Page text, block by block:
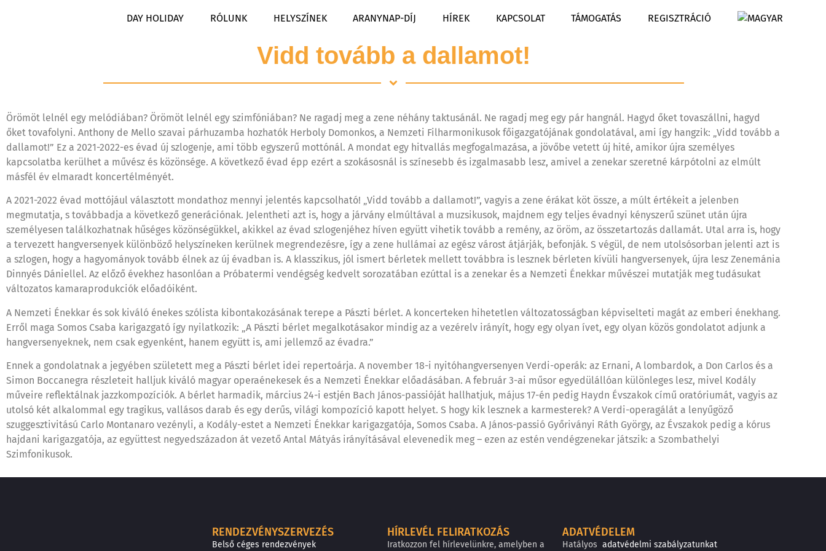
DAY HOLIDAY RÓLUNK HELYSZÍNEK ARANYNAP-DÍJ HÍREK KAPCSOLAT TÁMOGATÁS REGISZTRÁCIÓ
Vidd tovább a dallamot!
Örömöt lelnél egy melódiában? Örömöt lelnél egy szimfóniában? Ne ragadj meg a zene néhány taktusánál. Ne ragadj meg egy pár hangnál. Hagyd őket tovaszállni, hagyd
őket tovafolyni. Anthony de Mello szavai párhuzamba hozhatók Herboly Domonkos, a Nemzeti Filharmonikusok főigazgatójának gondolatával, ami így hangzik: „Vidd tovább a
dallamot!” Ez a 2021-2022-es évad új szlogenje, ami több egyszerű mottónál. A mondat egy hitvallás megfogalmazása, a jövőbe vetett új hité, amikor újra személyes
kapcsolatba kerülhet a művész és közönsége. A következő évad épp ezért a szokásosnál is színesebb és izgalmasabb lesz, amivel a zenekar szeretné kárpótolni az elmúlt
másfél év elmaradt koncertélményét.
A 2021-2022 évad mottójául választott mondathoz mennyi jelentés kapcsolható! „Vidd tovább a dallamot!”, vagyis a zene érákat köt össze, a múlt értékeit a jelenben
megmutatja, s továbbadja a következő generációnak. Jelentheti azt is, hogy a járvány elmúltával a muzsikusok, majdnem egy teljes évadnyi kényszerű szünet után újra
személyesen találkozhatnak hűséges közönségükkel, akikkel az évad szlogenjéhez híven együtt vihetik tovább a remény, az öröm, az összetartozás dallamát. Utal arra is, hogy
a tervezett hangversenyek különböző helyszíneken kerülnek megrendezésre, így a zene hullámai az egész várost átjárják, befonják. S végül, de nem utolsósorban jelenti azt is
a szlogen, hogy a hagyományok tovább élnek az új évadban is. A klasszikus, jól ismert bérletek mellett továbbra is lesznek bérleten kívüli hangversenyek, újra lesz Zenemánia
Dinnyés Dániellel. Az előző évekhez hasonlóan a Próbatermi vendégség kedvelt sorozatában ezúttal is a zenekar és a Nemzeti Énekkar művészei mutatják meg tudásukat
változatos kamaraprodukciók előadóiként.
A Nemzeti Énekkar és sok kiváló énekes szólista kibontakozásának terepe a Pászti bérlet. A koncerteken hihetetlen változatosságban képviselteti magát az emberi énekhang.
Erről maga Somos Csaba karigazgató így nyilatkozik: „A Pászti bérlet megalkotásakor mindig az a vezérelv irányít, hogy egy olyan ívet, egy olyan közös gondolatot adjunk a
hangversenyeknek, nem csak egyenként, hanem együtt is, ami jellemző az évadra.”
Ennek a gondolatnak a jegyében született meg a Pászti bérlet idei repertoárja. A november 18-i nyitóhangversenyen Verdi-operák: az Ernani, A lombardok, a Don Carlos és a
Simon Boccanegra részleteit halljuk kiváló magyar operaénekesek és a Nemzeti Énekkar előadásában. A február 3-ai műsor egyedülállóan különleges lesz, mivel Kodály
műveire reflektálnak jazzkompozíciók. A bérlet harmadik, március 24-i estjén Bach János-passióját hallhatjuk, május 17-én pedig Haydn Évszakok című oratóriumát, vagyis az
utolsó két alkalommal egy tragikus, vallásos darab és egy derűs, világi kompozíció kapott helyet. S hogy kik lesznek a karmesterek? A Verdi-operagálát a lenyűgöző
szuggesztivitású Carlo Montanaro vezényli, a Kodály-estet a Nemzeti Énekkar karigazgatója, Somos Csaba. A János-passió Győriványi Ráth György, az Évszakok pedig a kórus
hajdani karigazgatója, az együttest negyedszázadon át vezető Antal Mátyás irányításával elevenedik meg – ezen az estén vendégzenekar játszik: a Szombathelyi
Szimfonikusok.
RENDEZVÉNYSZERVEZÉS
Belső céges rendezvények
HÍRLEVÉL FELIRATKOZÁS
Iratkozzon fel hírlevelünkre, amelyben a
ADATVÉDELEM
Hatályos adatvédelmi szabályzatunkat